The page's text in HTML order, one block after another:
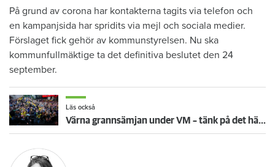
På grund av corona har kontakterna tagits via telefon och
en kampanjsida har spridits via mejl och sociala medier.
Förslaget fick gehör av kommunstyrelsen. Nu ska
kommunfullmäktige ta det definitiva beslutet den 24
september.
Läs också
Värna grannsämjan under VM – tänk på det här inför fortsatta nattmatcher